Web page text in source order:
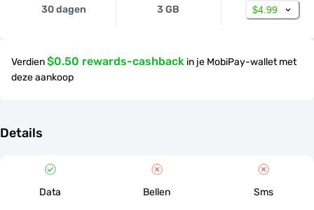
30 dagen 3 GB $4.99
Verdien$0.50 rewards-cashback in je MobiPay-wallet met
deze aankoop
Details
Data Bellen Sms